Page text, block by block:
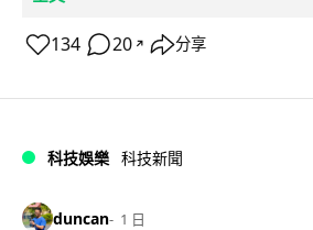
134 20 ↗ 分享
科技娛樂 科技新聞
duncan 1 日